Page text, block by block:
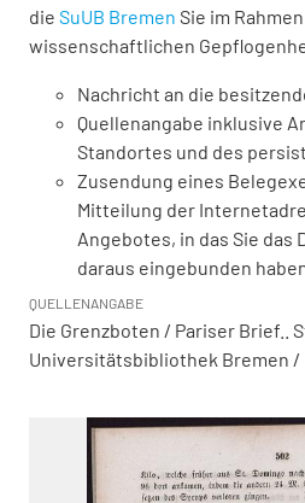
die SuUB Bremen Sie im
wissenschaftlichen
Nachricht an die
Quellenangabe inklusive
Standortes und des
Zusendung eines
Mitteilung der
Angebotes, in das Sie das
daraus eingebunden
QUELLENANGABE
Die Grenzboten / Pariser Brief..
Universitätsbibliothek Bremen /